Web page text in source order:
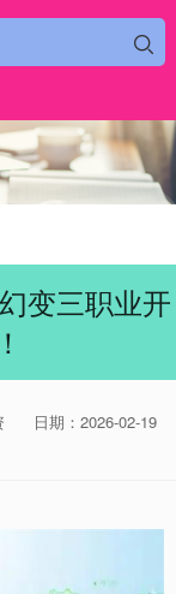
变三职业开
日期：2026-02-19